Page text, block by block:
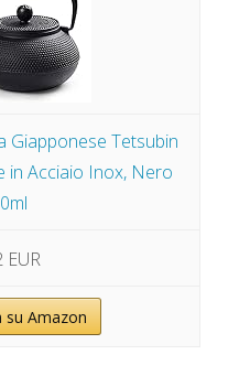
Giapponese Tetsubin
in Acciaio Inox, Nero
EUR
su Amazon